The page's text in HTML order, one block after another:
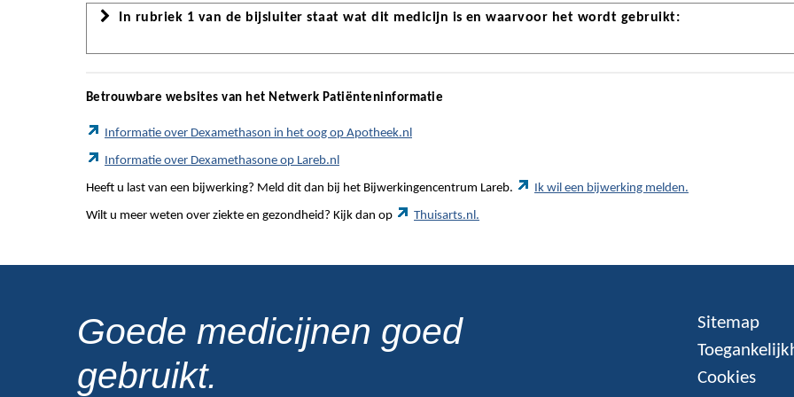
In rubriek 1 van de bijsluiter staat wat dit medicijn is en waarvoor het wordt gebruikt:
Betrouwbare websites van het Netwerk Patiënteninformatie
Informatie over Dexamethason in het oog op Apotheek.nl
Informatie over Dexamethasone op Lareb.nl
Heeft u last van een bijwerking? Meld dit dan bij het Bijwerkingencentrum Lareb. Ik wil een bijwerking melden.
Wilt u meer weten over ziekte en gezondheid? Kijk dan op Thuisarts.nl.
Goede medicijnen goed
gebruikt.
Sitemap
Cookies